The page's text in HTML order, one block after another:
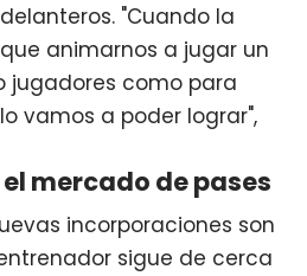
"Cuando la
animarnos a jugar un
jugadores como para
vamos a poder lograr",
mercado de pases
incorporaciones son
sigue de cerca